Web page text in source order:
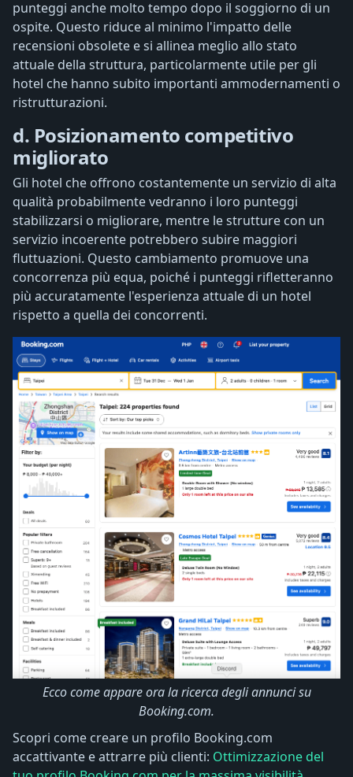
punteggi anche molto tempo dopo il soggiorno di un
ospite. Questo riduce al minimo l'impatto delle
recensioni obsolete e si allinea meglio allo stato
attuale della struttura, particolarmente utile per gli
hotel che hanno subito importanti ammodernamenti o
ristrutturazioni.
d. Posizionamento competitivo
migliorato
Gli hotel che offrono costantemente un servizio di alta
qualità probabilmente vedranno i loro punteggi
stabilizzarsi o migliorare, mentre le strutture con un
servizio incoerente potrebbero subire maggiori
fluttuazioni. Questo cambiamento promuove una
concorrenza più equa, poiché i punteggi rifletteranno
più accuratamente l'esperienza attuale di un hotel
rispetto a quella dei concorrenti.
Ecco come appare ora la ricerca degli annunci su
Booking.com.
Scopri come creare un profilo Booking.com
accattivante e attrarre più clienti: Ottimizzazione del